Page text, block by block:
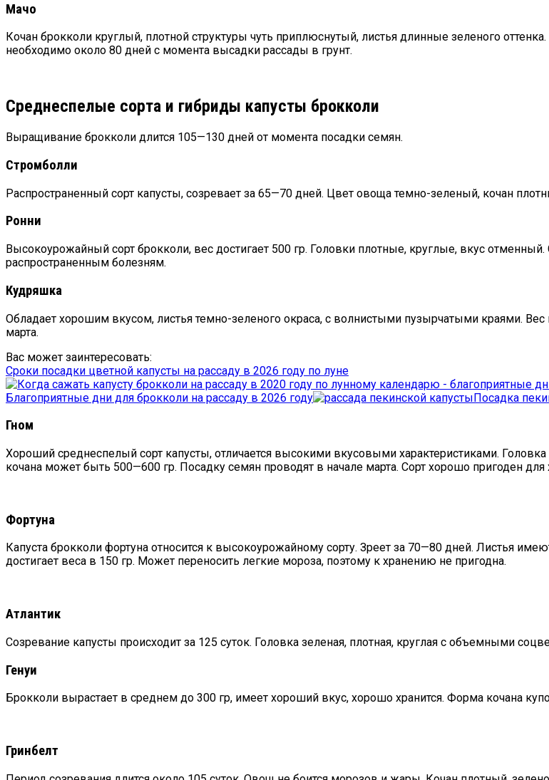
Мачо
Кочан брокколи круглый, плотной структуры чуть приплюснутый, листья длинные зеленого
необходимо около 80 дней с момента высадки рассады в грунт.
Среднеспелые сорта и гибриды капусты брокколи
Выращивание брокколи длится 105—130 дней от момента посадки семян.
Стромболли
Распространенный сорт капусты, созревает за 65—70 дней. Цвет овоща темно-зеленый, кочан
Ронни
Высокоурожайный сорт брокколи, вес достигает 500 гр. Головки плотные, круглые, вкус
распространенным болезням.
Кудряшка
Обладает хорошим вкусом, листья темно-зеленого окраса, с волнистыми пузырчатыми краями.
марта.
Вас может заинтересовать:
Сроки посадки цветной капусты на рассаду в 2026 году по луне
Благоприятные дни для брокколи на рассаду в 2026 году
Посадка
Гном
Хороший среднеспелый сорт капусты, отличается высокими вкусовыми характеристиками.
кочана может быть 500—600 гр. Посадку семян проводят в начале марта. Сорт хорошо пригоден
Фортуна
Капуста брокколи фортуна относится к высокоурожайному сорту. Зреет за 70—80 дней. Листья
достигает веса в 150 гр. Может переносить легкие мороза, поэтому к хранению не пригодна.
Атлантик
Созревание капусты происходит за 125 суток. Головка зеленая, плотная, круглая с объемными
Генуи
Брокколи вырастает в среднем до 300 гр, имеет хороший вкус, хорошо хранится. Форма кочана
Гринбелт